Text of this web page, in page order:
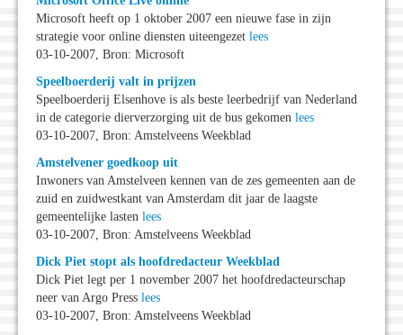
Microsoft heeft op 1 oktober 2007 een nieuwe fase in zijn
strategie voor online diensten uiteengezet lees
03-10-2007, Bron: Microsoft
Speelboerderij valt in prijzen
Speelboerderij Elsenhove is als beste leerbedrijf van Nederland
in de categorie dierverzorging uit de bus gekomen lees
03-10-2007, Bron: Amstelveens Weekblad
Amstelvener goedkoop uit
Inwoners van Amstelveen kennen van de zes gemeenten aan de
zuid en zuidwestkant van Amsterdam dit jaar de laagste
gemeentelijke lasten lees
03-10-2007, Bron: Amstelveens Weekblad
Dick Piet stopt als hoofdredacteur Weekblad
Dick Piet legt per 1 november 2007 het hoofdredacteurschap
neer van Argo Press lees
03-10-2007, Bron: Amstelveens Weekblad